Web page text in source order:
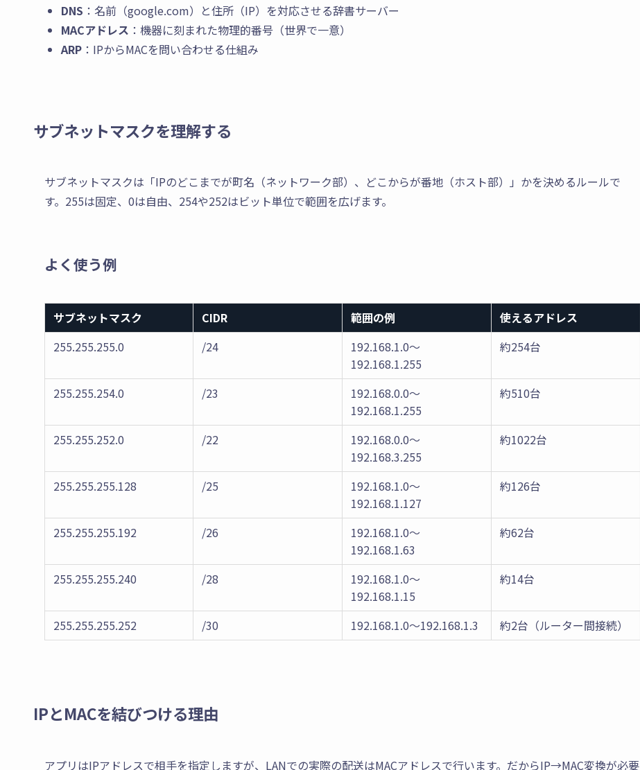
DNS ：名前（google.com）と住所（IP）を対応させる辞書サーバー
MACアドレス ：機器に刻まれた物理的番号（世界で一意）
ARP ：IPからMACを問い合わせる仕組み
サブネットマスクを理解する
サブネットマスクは「IPのどこまでが町名（ネットワーク部）、どこからが番地（ホスト部）」かを決めるルールで
す。255は固定、0は自由、254や252はビット単位で範囲を広げます。
よく使う例
サブネットマスク CIDR 範囲の例
使えるアドレス
255.255.255.0
/24
192.168.1.0〜
192.168.1.255
約254台
255.255.254.0 /23
192.168.0.0〜
192.168.1.255
約510台
255.255.252.0 /22
192.168.0.0〜
192.168.3.255
約1022台
255.255.255.128 /25
192.168.1.0〜
192.168.1.127
約126台
255.255.255.192 /26
192.168.1.0〜
192.168.1.63
約62台
255.255.255.240 /28
192.168.1.0〜
192.168.1.15
約14台
255.255.255.252 /30 192.168.1.0〜192.168.1.3 約2台（ルーター間接続）
IPとMACを結びつける理由
アプリはIPアドレスで相手を指定しますが、LANでの実際の配送はMACアドレスで行います。だからIP→MAC変換が必要